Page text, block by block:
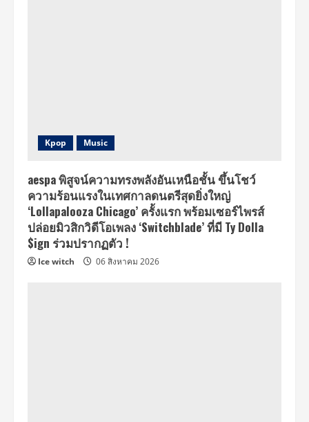
Kpop Music
aespa พิสูจน์ความทรงพลังอันเหนือชั้น ขึ้นโชว์
ความร้อนแรงในเทศกาลดนตรีสุดยิ่งใหญ่
‘Lollapalooza Chicago’ ครั้งแรก พร้อมเซอร์ไพรส์
ปล่อยมิวสิกวิดีโอเพลง ‘Switchblade’ ที่มี Ty Dolla
$ign ร่วมปรากฏตัว !
Ice witch 06 สิงหาคม 2026